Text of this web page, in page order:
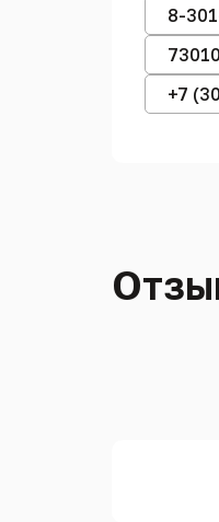
8-
+7